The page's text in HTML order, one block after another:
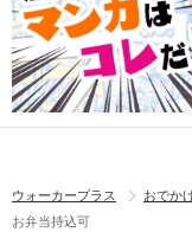
ウォーカープラス おでか
お弁当持込可